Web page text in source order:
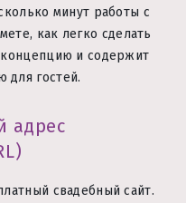
минут работы с
как легко сделать
и содержит
гостей.
адрес
свадебный сайт.